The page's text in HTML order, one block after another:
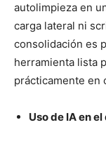
autolimpieza en
carga lateral ni
consolidación es
herramienta lista
prácticamente en
Uso de IA en